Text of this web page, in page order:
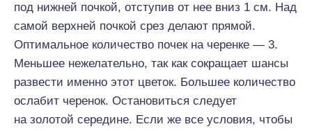
под нижней почкой, отступив от нее вниз 1 см. Над
самой верхней почкой срез делают прямой.
Оптимальное количество почек на черенке — 3.
Меньшее нежелательно, так как сокращает шансы
развести именно этот цветок. Большее количество
ослабит черенок. Остановиться следует
на золотой середине. Если же все условия, чтобы